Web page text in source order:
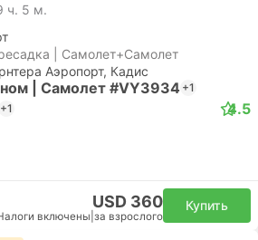
ч. 5 м.
| Самолет+Самолет
Аэропорт, Кадис
| Самолет #VY3934 +1
+1 4.5
USD 360
включены за взрослого
Купить